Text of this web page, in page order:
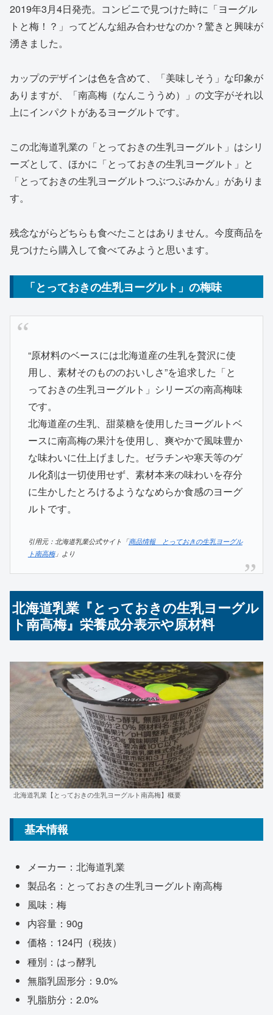
2019年3月4日発売。コンビニで見つけた時に「ヨーグル
トと梅！？」ってどんな組み合わせなのか？驚きと興味が
湧きました。
カップのデザインは色を含めて、「美味しそう」な印象が
ありますが、「南高梅（なんこううめ）」の文字がそれ以
上にインパクトがあるヨーグルトです。
この北海道乳業の「とっておきの生乳ヨーグルト」はシリ
ーズとして、ほかに「とっておきの生乳ヨーグルト」と
「とっておきの生乳ヨーグルトつぶつぶみかん」がありま
す。
残念ながらどちらも食べたことはありません。今度商品を
見つけたら購入して食べてみようと思います。
「とっておきの生乳ヨーグルト」の梅味
“原材料のベースには北海道産の生乳を贅沢に使
用し、素材そのもののおいしさ”を追求した「と
っておきの生乳ヨーグルト」シリーズの南高梅味
です。
北海道産の生乳、甜菜糖を使用したヨーグルトベ
ースに南高梅の果汁を使用し、爽やかで風味豊か
な味わいに仕上げました。ゼラチンや寒天等のゲ
ル化剤は一切使用せず、素材本来の味わいを存分
に生かしたとろけるようななめらか食感のヨーグ
ルトです。
引用元：北海道乳業公式サイト「商品情報 とっておきの生乳ヨーグル
ト南高梅」より
北海道乳業『とっておきの生乳ヨーグル
ト南高梅』栄養成分表示や原材料
北海道乳業【とっておきの生乳ヨーグルト南高梅】概要
基本情報
メーカー：北海道乳業
製品名：とっておきの生乳ヨーグルト南高梅
風味：梅
内容量：90g
価格：124円（税抜）
種別：はっ酵乳
無脂乳固形分：9.0%
乳脂肪分：2.0%